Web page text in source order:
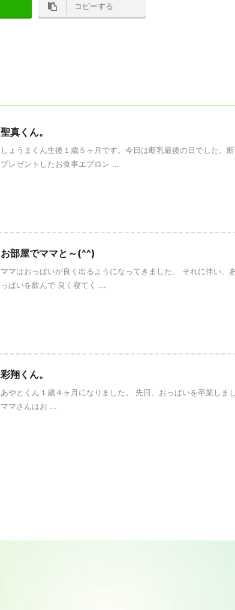
コピーする
聖真くん。
しょうまくん生後１歳５ヶ月です。今日は断乳最後の日でした。
プレゼントしたお食事エプロン ...
お部屋でママと～(^^)
ママはおっぱいが良く出るようになってきました。 それに伴い、
っぱいを飲んで 良く寝てく ...
彩翔くん。
あやとくん１歳４ヶ月になりました。 先日、おっぱいを卒業しま
ママさんはお ...